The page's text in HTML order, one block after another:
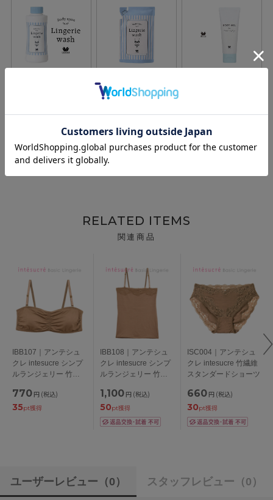
RELATED ITEMS
関連商品
IBB107｜アンテシュ
クレ intesucre シンプ
ルランジェリー 竹繊
770 円 (税込)
35pt獲得
IBB108｜アンテシュ
クレ intesucre シンプ
ルランジェリー 竹繊
アトップ)
1,100 円 (税込)
50pt獲得
ISC004｜アンテシュ
クレ intesucre 竹繊維
スタンダードショーツ
660 円 (税込)
30pt獲得
ユーザーレビュー （0） スタッフレビュー （0）